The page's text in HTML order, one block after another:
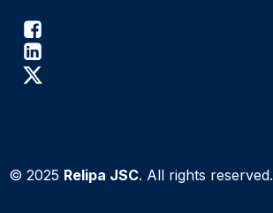
© 2025 Relipa JSC. All rights reserved.